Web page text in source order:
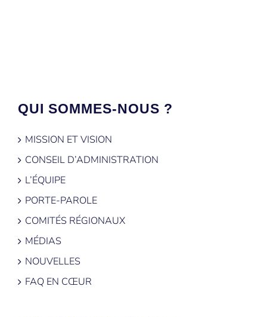
QUI SOMMES-NOUS ?
MISSION ET VISION
CONSEIL D’ADMINISTRATION
L’ÉQUIPE
PORTE-PAROLE
COMITÉS RÉGIONAUX
MÉDIAS
NOUVELLES
FAQ EN CŒUR